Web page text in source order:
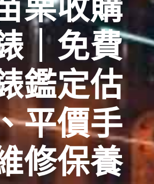
栗收購
｜免費
鑑定估
平價手
修保養